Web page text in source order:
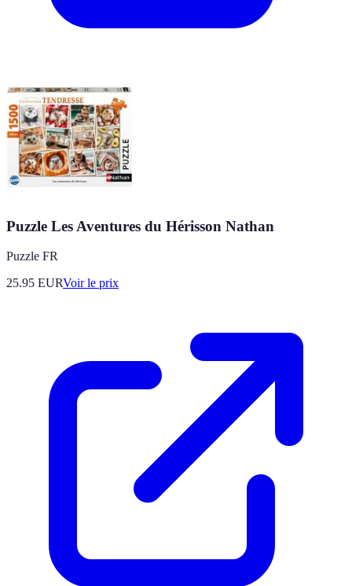
Puzzle Les Aventures du Hérisson Nathan
Puzzle FR
25.95 EURVoir le prix